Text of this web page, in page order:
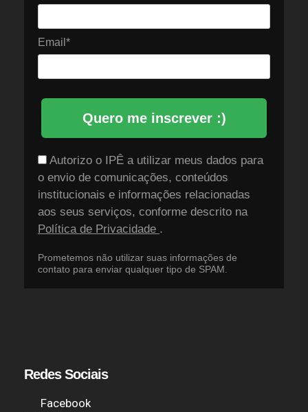
Email*
Quero me inscrever :)
Autorizo o IPÊ a utilizar meus dados para
o envio de comunicações, conteúdos
institucionais e informações relacionadas
aos seus serviços, conforme descrito na
Política de Privacidade .
Prometemos não utilizar suas informações de
contato para enviar qualquer tipo de SPAM.
Redes Sociais
Facebook